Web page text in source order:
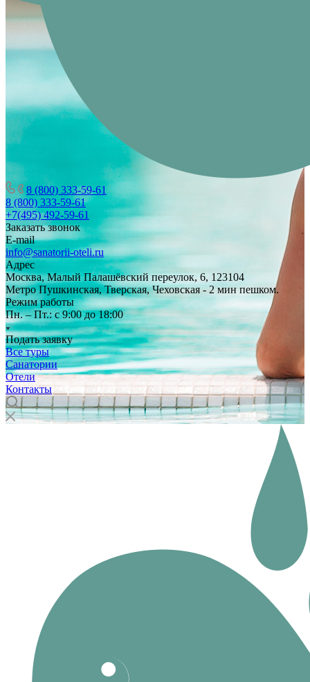
8 (800) 333-59-61
8 (800) 333-59-61
+7(495) 492-59-61
Заказать звонок
E-mail
info@sanatorii-oteli.ru
Адрес
Москва, Малый Палашёвский переулок, 6, 123104
Метро Пушкинская, Тверская, Чеховская - 2 мин пешком.
Режим работы
Пн. – Пт.: с 9:00 до 18:00
Подать заявку
Все туры
Санатории
Отели
Контакты